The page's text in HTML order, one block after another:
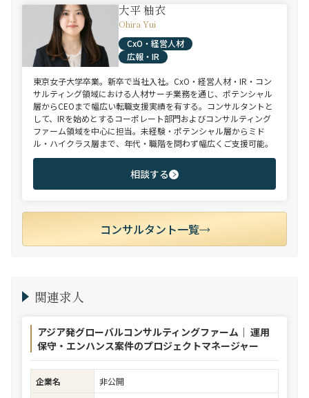
大平 柚衣
Ohira Yui
CxO・経営人材
広報・IR
東京女子大学卒業。新卒で当社入社。CxO・経営人材・IR・コン
サルティング領域における人材サーチ業務を通じ、ポテンシャル
層からCEOまで幅広い転職支援実績を有する。コンサルタントと
して、IRを始めとするコーポレート部門およびコンサルティング
ファーム領域を中心に担当。未経験・ポテンシャル層からミド
ル・ハイクラス層まで、年代・職階を問わず幅広くご支援可能。
相談する
コンサルタント一覧
関連求人
アジア発グローバルコンサルティングファーム｜ 運用
保守・エンハンス案件のプロジェクトマネージャー
企業名
非公開